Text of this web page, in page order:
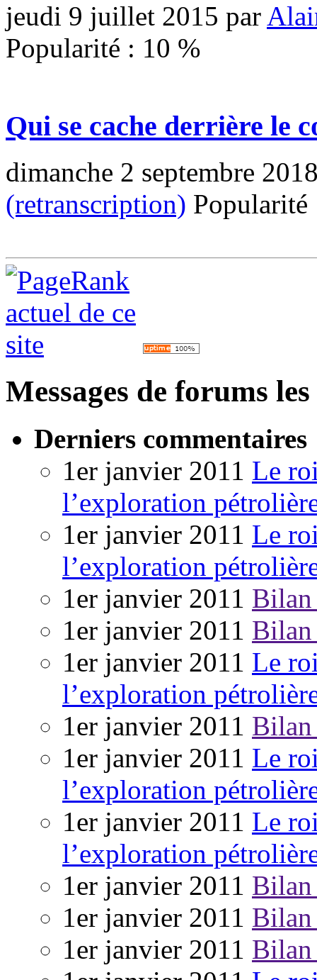
jeudi 9 juillet 2015 par
Popularité : 10 %
Qui se cache derrière le
dimanche 2 septembre
(retranscription)
Messages de forums
Derniers commentaires
1er janvier 2011 Le
l’exploration
1er janvier 2011 Le
l’exploration
1er janvier 2011 Bilan
1er janvier 2011 Bilan
1er janvier 2011 Le
l’exploration
1er janvier 2011 Bilan
1er janvier 2011 Le
l’exploration
1er janvier 2011 Le
l’exploration
1er janvier 2011 Bilan
1er janvier 2011 Bilan
1er janvier 2011 Bilan